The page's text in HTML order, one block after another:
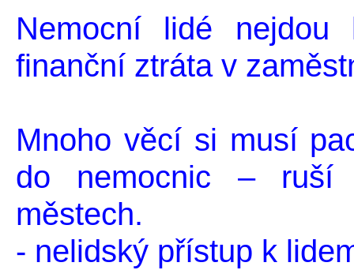
Nemocní lidé
finanční ztráta v
Mnoho věcí si musí
do nemocnic – ruší
městech.
- nelidský přístup k